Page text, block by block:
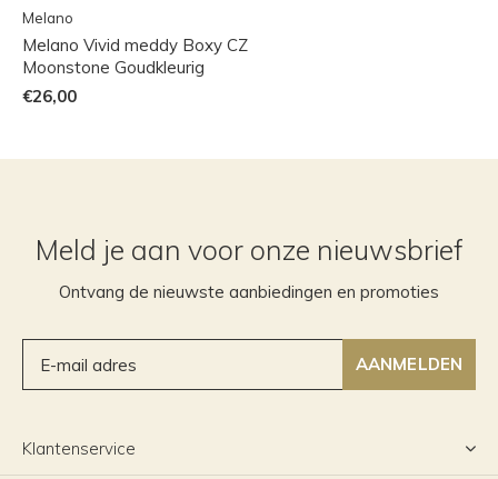
Melano
Melano Vivid meddy Boxy CZ
Moonstone Goudkleurig
€26,00
Meld je aan voor onze nieuwsbrief
Ontvang de nieuwste aanbiedingen en promoties
AANMELDEN
Klantenservice